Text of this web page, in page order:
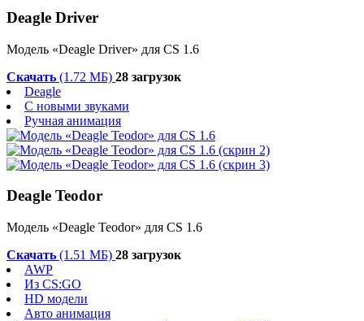
Deagle Driver
Модель «Deagle Driver» для CS 1.6
Скачать (1.72 МБ) 28 загрузок
Deagle
С новыми звуками
Ручная анимация
Deagle Teodor
Модель «Deagle Teodor» для CS 1.6
Скачать (1.51 МБ) 28 загрузок
AWP
Из CS:GO
HD модели
Авто анимация